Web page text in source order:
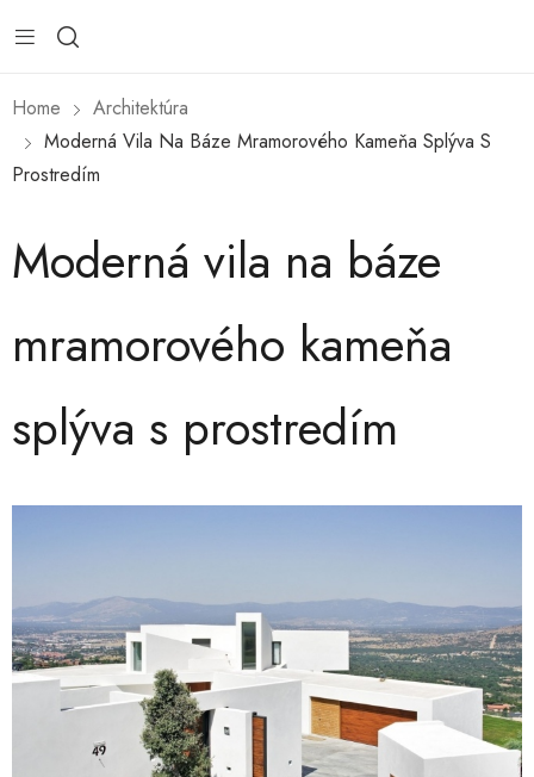
Home
Architektúra
Moderná Vila Na Báze Mramorového Kameňa Splýva S
Prostredím
Moderná vila na báze
mramorového kameňa
splýva s prostredím